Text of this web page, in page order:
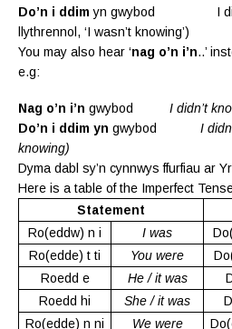
Do’n i ddim yn gwybod I
llythrennol, ‘I wasn’t knowing’)
You may also hear ‘nag o’n i’n..’
e.g:
Nag o’n i’n gwybod I didn’t
Do’n i ddim yn gwybod I
knowing)
Dyma dabl sy’n cynnwys ffurfiau ar
Here is a table of the Imperfect
Statement
Ro(eddw) n i I was Do
Ro(edde) t ti You were Do
Roedd e
He / it was
Roedd hi
She / it was
Ro(edde) n ni We were Do